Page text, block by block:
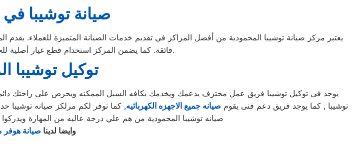
صيانة توشيبا
يعتبر مركز صيانة توشيبا المحمودية من أفضل المراكز في تقديم خدمات الصيانة المتميزة للعملاء. يقدم
فائقة. كما يضمن المركز استخدام قطع غيار أصلية للحفاظ على جودة الأداء وطول عمر الجهاز.
توكيل توشيبا
يوجد فى توكيل توشيبا فريق عمل محترف يدعمك ويخدمك بكافه السبل الممكنه ويحرص على راحتك
توشيبا , كما يوجد فريق دعم فنى يقوم صيانه جميع الاجهزه الكهربائيه
صيانه توشيبا المحمودية من هم علي درجة عاليه من المهارة ويدركوا
وايضا لدينا صيانة هوفر